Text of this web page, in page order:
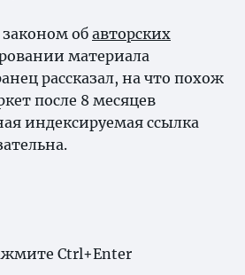
законом об авторских
материала
рассказал, на что похож
после 8 месяцев
индексируемая ссылка
Ctrl+Enter